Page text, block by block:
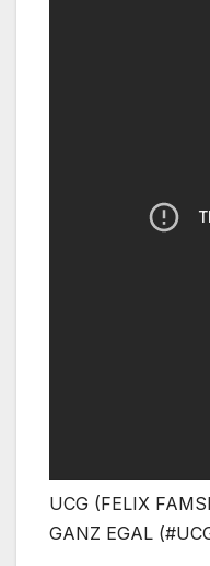
UCG (FELIX
GANZ EGAL